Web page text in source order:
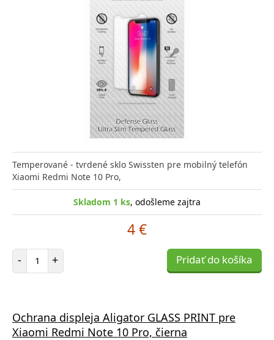
Temperované - tvrdené sklo Swissten pre mobilný telefón
Xiaomi Redmi Note 10 Pro,
Skladom 1 ks, odošleme zajtra
4 €
- Počet položiek
+ Pridať do košíka
Ochrana displeja Aligator GLASS PRINT pre
Xiaomi Redmi Note 10 Pro, čierna